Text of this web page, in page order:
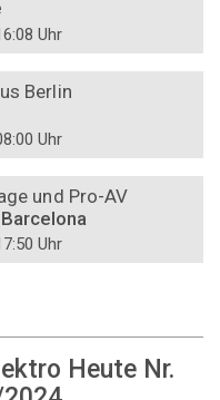
Uhr
Berlin
Uhr
und Pro-AV
Uhr
Heute Nr.